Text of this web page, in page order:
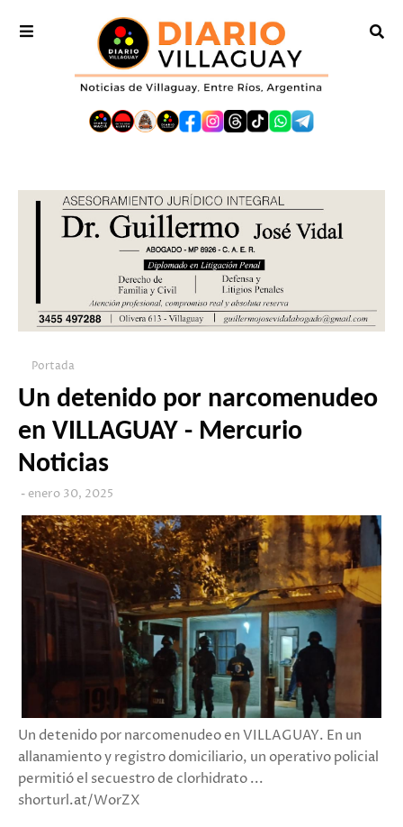
Portada
Un detenido por narcomenudeo
en VILLAGUAY - Mercurio
Noticias
enero 30, 2025
Un detenido por narcomenudeo en VILLAGUAY. En un
allanamiento y registro domiciliario, un operativo policial
permitió el secuestro de clorhidrato ...
shorturl.at/WorZX